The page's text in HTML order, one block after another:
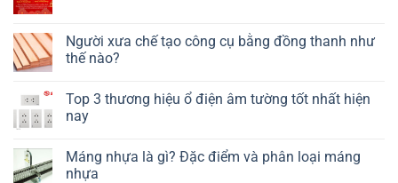
Người xưa chế tạo công cụ bằng đồng thanh như
thế nào?
Top 3 thương hiệu ổ điện âm tường tốt nhất hiện
nay
Máng nhựa là gì? Đặc điểm và phân loại máng
nhựa